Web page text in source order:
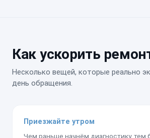
Как ускорить
Несколько вещей, которые реально
день обращения.
Приезжайте утром
Чем раньше начнём диагностику,